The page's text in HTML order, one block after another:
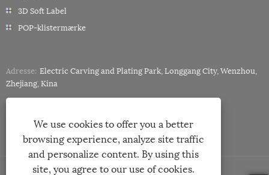
3D Soft Label
POP-klistermærke
Adresse: Electric Carving and Plating Park, Longgang City, Wenzhou,
Zhejiang, Kina
Tlf: +86-18858882057
We use cookies to offer you a better
browsing experience, analyze site traffic
and personalize content. By using this
site, you agree to our use of cookies.